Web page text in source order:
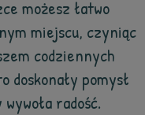
możesz łatwo
miejscu, czyniąc
codziennych
doskonały pomysł
radość.